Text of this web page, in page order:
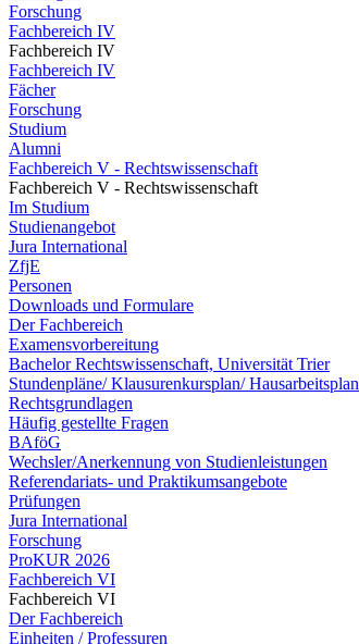
Forschung
Fachbereich IV
Fachbereich IV
Fachbereich IV
Fächer
Forschung
Studium
Alumni
Fachbereich V - Rechtswissenschaft
Fachbereich V - Rechtswissenschaft
Im Studium
Studienangebot
Jura International
ZfjE
Personen
Downloads und Formulare
Der Fachbereich
Examensvorbereitung
Bachelor Rechtswissenschaft, Universität Trier
Stundenpläne/ Klausurenkursplan/ Hausarbeitsplan
Rechtsgrundlagen
Häufig gestellte Fragen
BAföG
Wechsler/Anerkennung von Studienleistungen
Referendariats- und Praktikumsangebote
Prüfungen
Jura International
Forschung
ProKUR 2026
Fachbereich VI
Fachbereich VI
Der Fachbereich
Einheiten / Professuren